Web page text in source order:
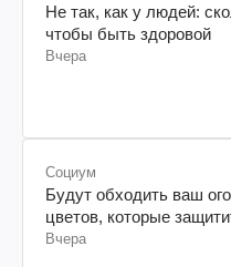
Не так, как у людей:
чтобы быть здоровой
Вчера
Социум
Будут обходить ваш
цветов, которые
Вчера